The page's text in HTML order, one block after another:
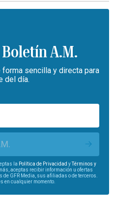
Boletín A.M.
sencilla y directa para
del día.
la Política de Privacidad yTérminos y
aceptas recibir información u ofertas
GFR Media, sus afiliadas o de terceros.
en cualquier momento.